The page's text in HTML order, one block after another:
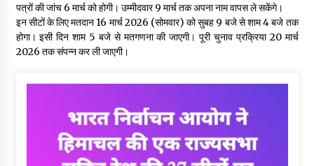
हिमाचल में प्रतिशोध की राजनीति के खिलाफ भाजपा ने शिमला CM आवास
ओकओवर घेराव में किया शक्ति प्रदर्शन
05/08/2026
पत्रों की जांच 6 मार्च को होगी। उम्मीदवार 9 मार्च तक अपना नाम वापस ले सकेंगे।
इन सीटों के लिए मतदान 16 मार्च 2026 (सोमवार) को सुबह 9 बजे से शाम 4 बजे तक
होगा। इसी दिन शाम 5 बजे से मतगणना की जाएगी। पूरी चुनाव प्रक्रिया 20 मार्च
2026 तक संपन्न कर ली जाएगी।